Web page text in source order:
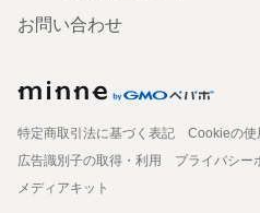
お問い合わせ
特定商取引法に基づく表記
Cookieの使
広告識別子の取得・利用
プライバシー
メディアキット